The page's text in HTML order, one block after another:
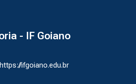
- IF Goiano
https://ifgoiano.edu.br